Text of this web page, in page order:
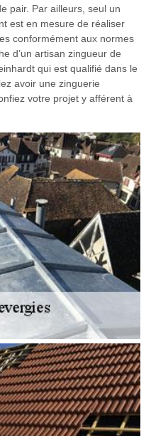
pair. Par ailleurs, seul un
est en mesure de réaliser
conformément aux normes
d’un artisan zingueur de
qui est qualifié dans le
avoir une zinguerie
votre projet y afférent à